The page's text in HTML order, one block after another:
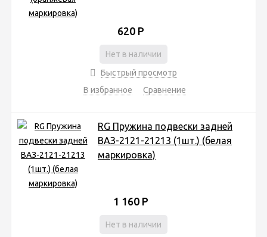
620 Р
Нет в наличии
Быстрый просмотр
В избранное
Сравнение
RG Пружина подвески задней
ВАЗ-2121-21213 (1шт.) (белая
маркировка)
1 160 Р
Нет в наличии